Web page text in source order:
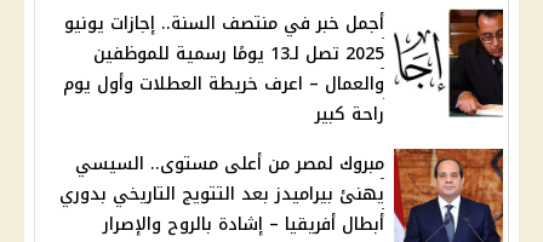
أجمل خبر في منتصف السنة.. إجازات يونيو
2025 تصل لـ13 يومًا رسمية للموظفين
والعمال – اعرف خريطة العطلات وأول يوم
راحة كبير
مبروك لمصر من أعلى مستوى.. السيسي
يهنئ بيراميدز بعد التتويج التاريخي بدوري
أبطال أفريقيا – إشادة بالروح والإصرار